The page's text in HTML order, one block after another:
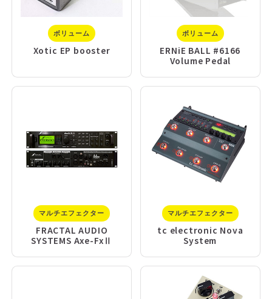
ボリューム
Xotic EP booster
ボリューム
ERNiE BALL #6166
Volume Pedal
マルチエフェクター
FRACTAL AUDIO
SYSTEMS Axe-FxⅡ
マルチエフェクター
tc electronic Nova
System